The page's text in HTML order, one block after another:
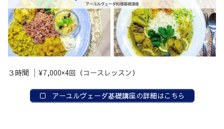
３時間 │¥7,000×4回（コースレッスン）
アーユルヴェーダ基礎講座の詳細はこちら